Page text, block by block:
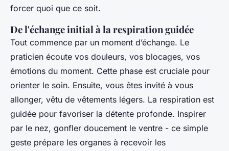
forcer quoi que ce soit.
De l'échange initial à la respiration guidée
Tout commence par un moment d’échange. Le
praticien écoute vos douleurs, vos blocages, vos
émotions du moment. Cette phase est cruciale pour
orienter le soin. Ensuite, vous êtes invité à vous
allonger, vêtu de vêtements légers. La respiration est
guidée pour favoriser la détente profonde. Inspirer
par le nez, gonfler doucement le ventre - ce simple
geste prépare les organes à recevoir les